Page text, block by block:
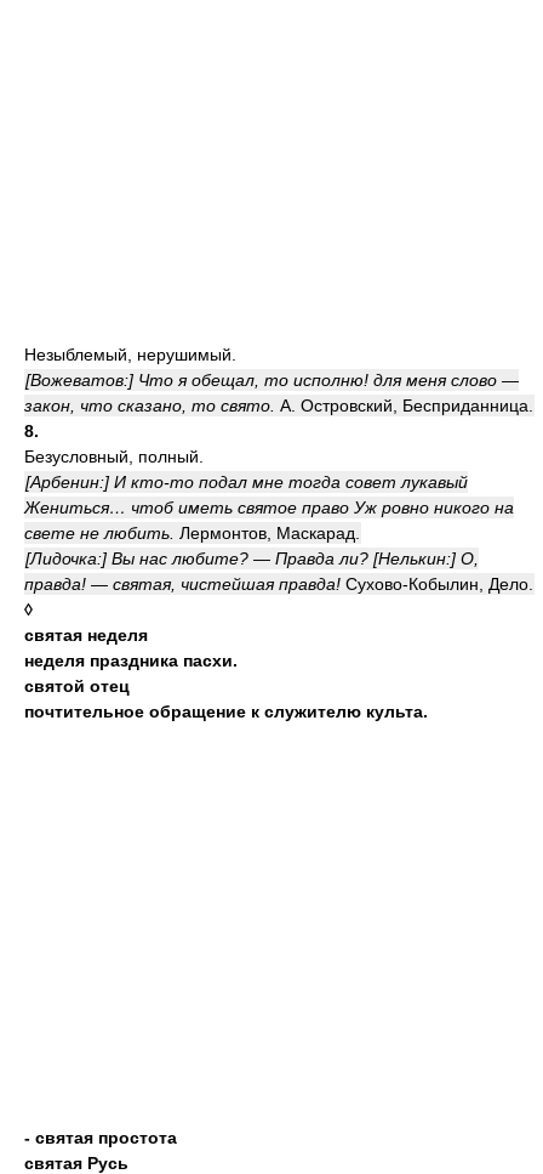
Незыблемый, нерушимый.
[Вожеватов:] Что я обещал, то исполню! для меня слово —
закон, что сказано, то свято. А. Островский, Бесприданница.
8.
Безусловный, полный.
[Арбенин:] И кто-то подал мне тогда совет лукавый
Жениться… чтоб иметь святое право Уж ровно никого на
свете не любить. Лермонтов, Маскарад.
[Лидочка:] Вы нас любите? — Правда ли? [Нелькин:] О,
правда! — святая, чистейшая правда! Сухово-Кобылин, Дело.
◊
святая неделя
неделя праздника пасхи.
святой отец
почтительное обращение к служителю культа.
- святая простота
святая Русь